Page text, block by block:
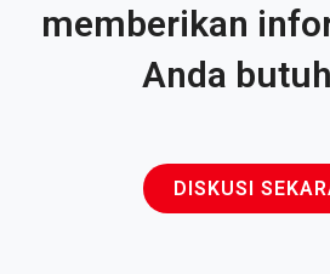
memberikan
Anda
DISKUSI